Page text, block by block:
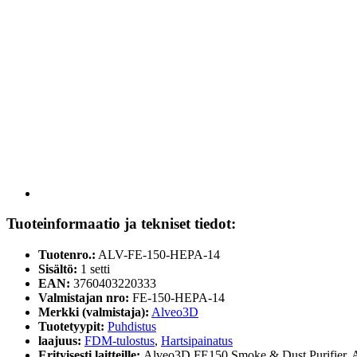
Tuoteinformaatio ja tekniset tiedot:
Tuotenro.: ALV-FE-150-HEPA-14
Sisältö: 1 setti
EAN: 3760403220333
Valmistajan nro: FE-150-HEPA-14
Merkki (valmistaja): Alveo3D
Tuotetyypit: Puhdistus
laajuus: FDM-tulostus, Hartsipainatus